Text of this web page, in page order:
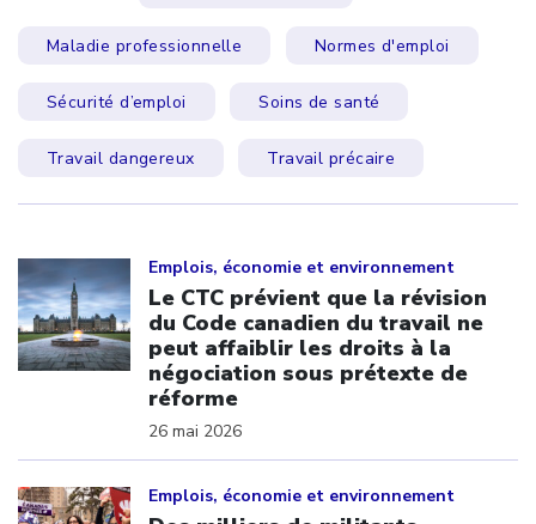
Maladie professionnelle Normes d'emploi
Sécurité d’emploi Soins de santé
Travail dangereux Travail précaire
Emplois, économie et environnement
Le CTC prévient que la révision
du Code canadien du travail ne
peut affaiblir les droits à la
négociation sous prétexte de
réforme
26 mai 2026
Emplois, économie et environnement